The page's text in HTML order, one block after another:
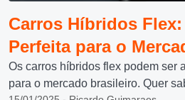
Carros Híbridos
Perfeita para o
Os carros híbridos flex podem ser
para o mercado brasileiro. Quer